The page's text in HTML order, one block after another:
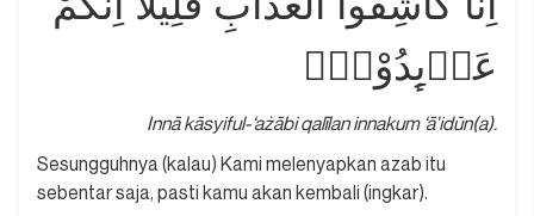
عَاۤىِٕدُوْنَۘ
Innā kāsyiful-‘ażābi qalīlan innakum ‘ā'idūn(a).
Sesungguhnya (kalau) Kami melenyapkan azab itu
sebentar saja, pasti kamu akan kembali (ingkar).